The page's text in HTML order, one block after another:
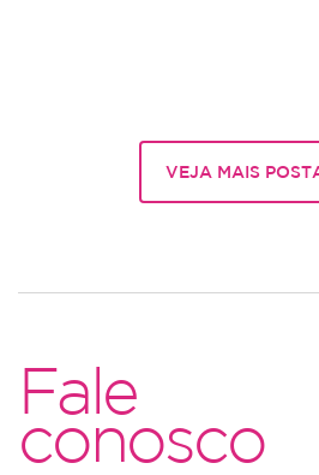
VEJA MAIS
Fale
conosco